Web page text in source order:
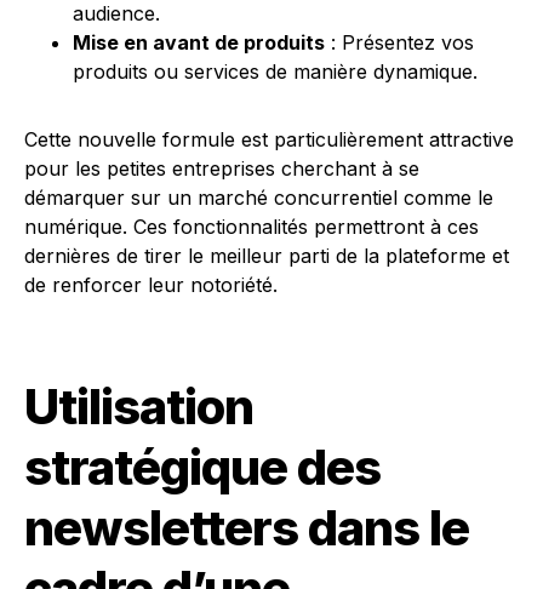
audience.
Mise en avant de produits : Présentez vos
produits ou services de manière dynamique.
Cette nouvelle formule est particulièrement attractive
pour les petites entreprises cherchant à se
démarquer sur un marché concurrentiel comme le
numérique. Ces fonctionnalités permettront à ces
dernières de tirer le meilleur parti de la plateforme et
de renforcer leur notoriété.
Utilisation
stratégique des
newsletters dans le